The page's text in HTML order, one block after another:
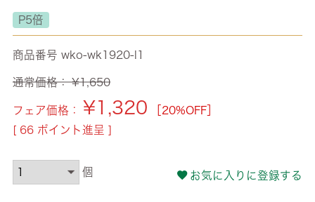
P5倍
商品番号 wko-wk1920-l1
通常価格： ¥1,650
フェア価格： ¥1,320
［20%OFF］
[ 66 ポイント進呈 ]
お気に入りに登録する